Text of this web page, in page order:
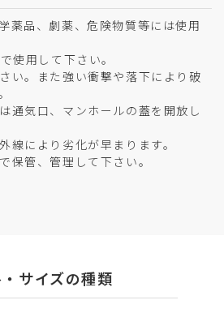
薬品、劇薬、危険物質等には使用
使用して下さい。
い。また強い衝撃や落下により破
通気口、マンホールの蓋を開放し
線により劣化が早まります。
保管、管理して下さい。
サイズの種類